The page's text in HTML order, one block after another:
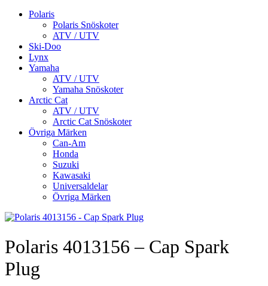
Polaris
Polaris Snöskoter
ATV / UTV
Ski-Doo
Lynx
Yamaha
ATV / UTV
Yamaha Snöskoter
Arctic Cat
ATV / UTV
Arctic Cat Snöskoter
Övriga Märken
Can-Am
Honda
Suzuki
Kawasaki
Universaldelar
Övriga Märken
Polaris 4013156 – Cap Spark
Plug